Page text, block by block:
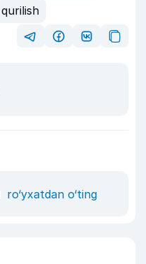
qurilish
ro‘yxatdan o‘ting